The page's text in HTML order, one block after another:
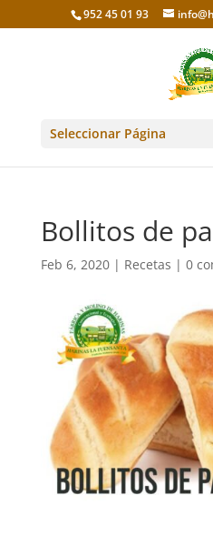
952 45 01 93
Seleccionar Página
Bollitos de
Feb 6, 2020| Recetas | 0